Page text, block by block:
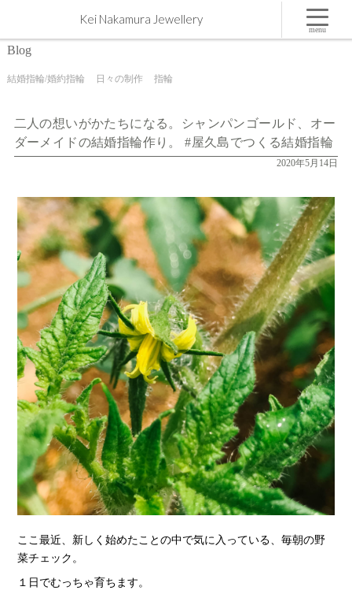
二人の想いがかたちになる。シャンパンゴールド、オーダーメイドの結婚指輪作り。 #屋久島で
つくる結婚指輪 | 屋久島,ジュエリー,オーダーメイドのマリッジリング（結婚・婚約指輪）制作 |
Kei Nakamura Jewellery
Blog
結婚指輪/婚約指輪 日々の制作 指輪
二人の想いがかたちになる。シャンパンゴールド、オー
ダーメイドの結婚指輪作り。 #屋久島でつくる結婚指輪
2020年5月14日
ここ最近、新しく始めたことの中で気に入っている、毎朝の野
菜チェック。
１日でむっちゃ育ちます。
menu